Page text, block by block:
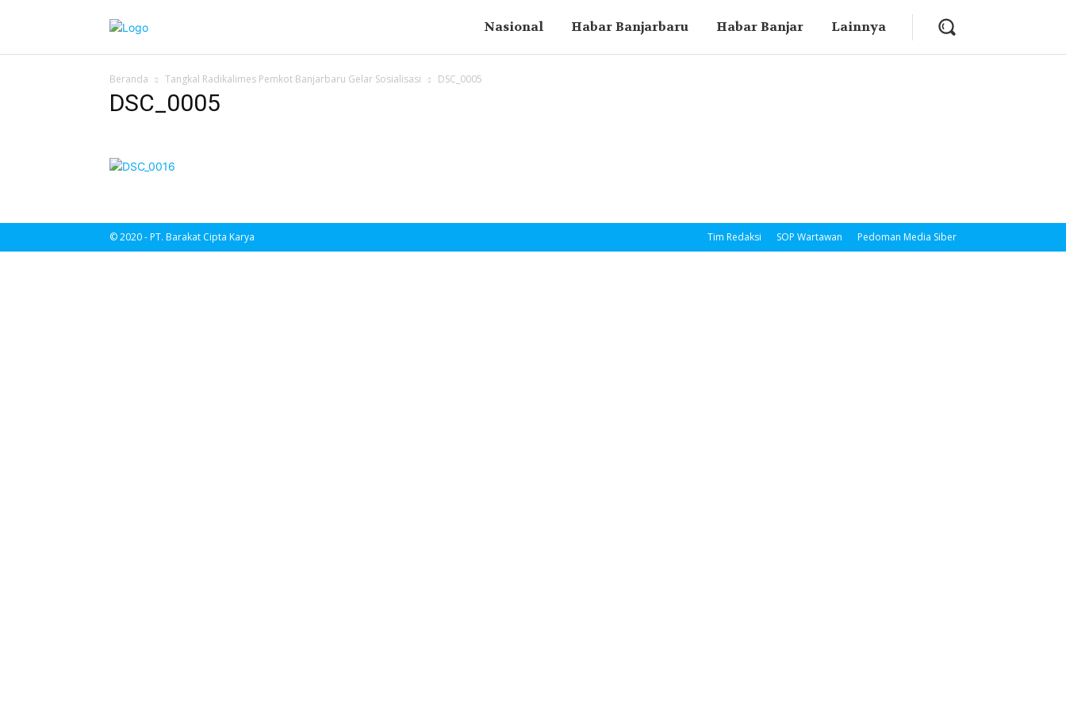
Nasional Habar Banjarbaru Habar Banjar Lainnya
Beranda Tangkal Radikalimes Pemkot Banjarbaru Gelar Sosialisasi DSC_0005
DSC_0005
Tim Redaksi SOP Wartawan Pedoman Media Siber
© 2020 - PT. Barakat Cipta Karya